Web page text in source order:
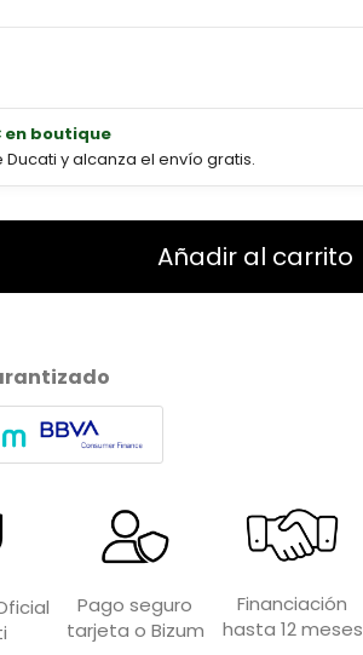
en boutique
y alcanza el envío gratis.
Añadir al carrito
Pago seguro
tarjeta o Bizum
Financiación
hasta 12 meses